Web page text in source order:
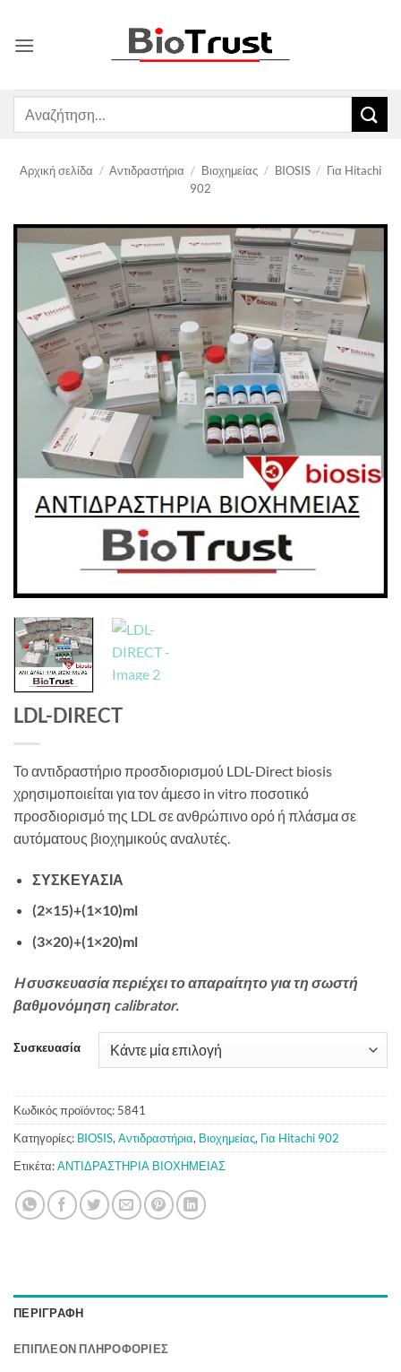
περιεχόμενο
Αναζήτηση
Αρχική σελίδα / Αντιδραστήρια / Βιοχημείας / BIOSIS / Για Hitachi
902
LDL-DIRECT
Το αντιδραστήριο προσδιορισμού LDL-Direct biosis
χρησιμοποιείται για τον άμεσο in vitro ποσοτικό
προσδιορισμό της LDL σε ανθρώπινο ορό ή πλάσμα σε
αυτόματους βιοχημικούς αναλυτές.
ΣΥΣΚΕΥΑΣΙΑ
(2×15)+(1×10)ml
(3×20)+(1×20)ml
H συσκευασία περιέχει το απαραίτητο για τη σωστή
βαθμονόμηση calibrator.
Συσκευασία
Κωδικός προϊόντος: 5841
Κατηγορίες: BIOSIS, Αντιδραστήρια, Βιοχημείας, Για Hitachi 902
Ετικέτα:ΑΝΤΙΔΡΑΣΤΗΡΙΑ ΒΙΟΧΗΜΕΙΑΣ
ΠΕΡΙΓΡΑΦΉ
ΕΠΙΠΛΈΟΝ ΠΛΗΡΟΦΟΡΊΕΣ